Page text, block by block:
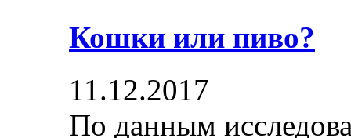
Кошки или пиво?
11.12.2017
По данным